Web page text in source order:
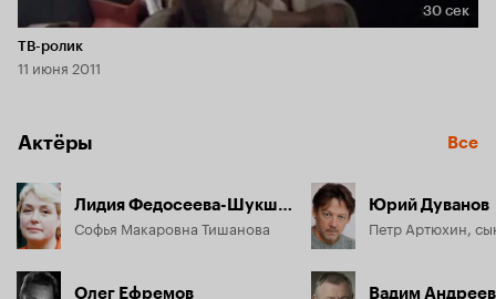
Длительность 30 сек
30 сек
ТВ-ролик
11 июня 2011
Актёры Все
Лидия Федосеева-Шукшина
Софья Макаровна Тишанова
Олег Ефремов
Юрий Дуванов
Вадим Андреев